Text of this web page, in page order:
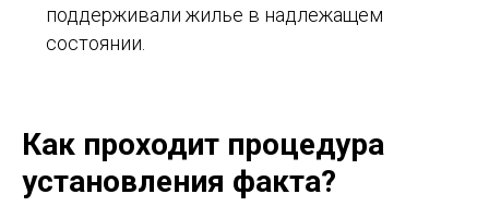
поддерживали жилье в надлежащем
состоянии.
Как проходит процедура
установления факта?